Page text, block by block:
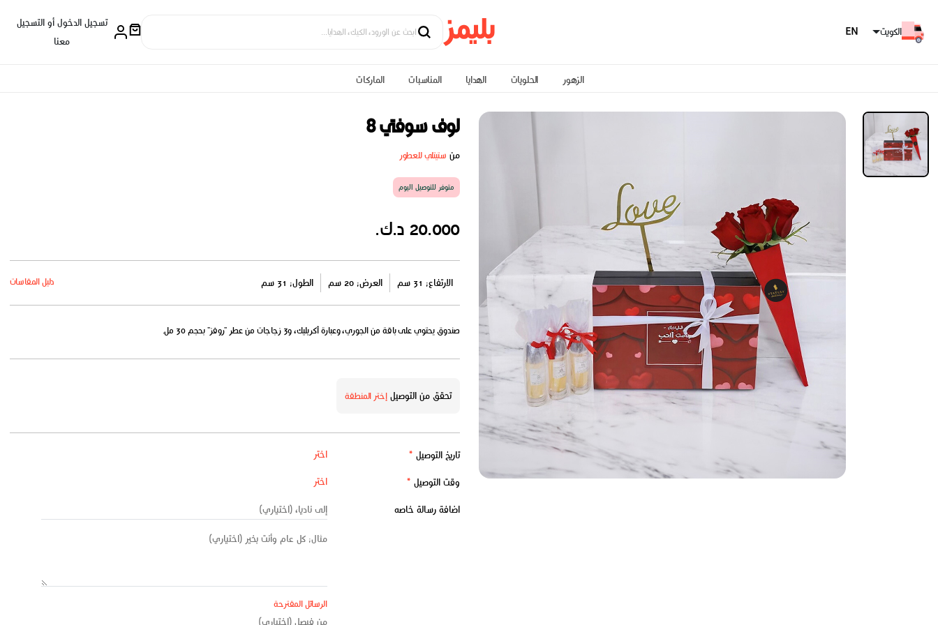
الكويت
تسجيل الدخول أو التسجيل
معنا
الزهور الحلويات الهدايا المناسبات الماركات
لوف سوفتي 8
من ستيتلي للعطور
متوفر للتوصيل اليوم
20.000 د.ك.
الارتفاع: 31 سم العرض: 20 سم الطول: 31 سم دليل المقاسات
صندوق يحتوي على باقة من الجوري، وعبارة أكريليك، و3 زجاجات من عطر "روفز" بحجم 30 مل.
تحقق من التوصيلإختر المنطقة
تاريخ التوصيل *
وقت التوصيل *
اضافة رسالة خاصه
الرسائل المقترحة